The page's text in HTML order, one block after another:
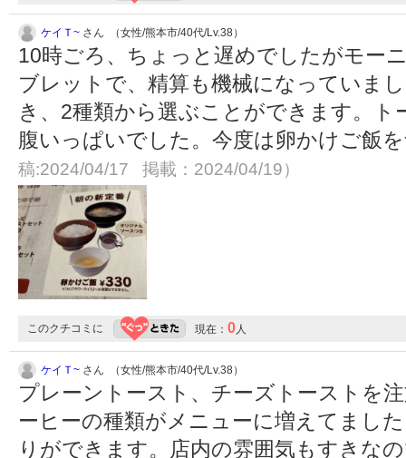
ケイＴ~ さん （女性/熊本市/40代/Lv.38）
10時ごろ、ちょっと遅めでしたがモー
ブレットで、精算も機械になっていま
き、2種類から選ぶことができます。
腹いっぱいでした。今度は卵かけご飯
稿:2024/04/17 掲載：2024/04/19）
このクチコミに 現在： 0人
ケイＴ~ さん （女性/熊本市/40代/Lv.38）
プレーントースト、チーズトーストを
ーヒーの種類がメニューに増えてまし
りができます。店内の雰囲気もすきな